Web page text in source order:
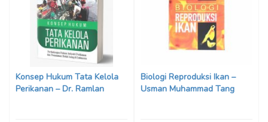
Konsep Hukum Tata Kelola
Perikanan – Dr. Ramlan
Biologi Reproduksi Ikan –
Usman Muhammad Tang